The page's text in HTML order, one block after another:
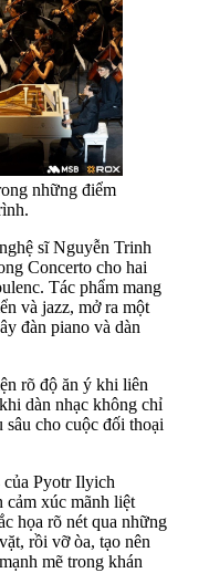
những điểm
sĩ Nguyễn Trinh
Concerto cho hai
Tác phẩm mang
và jazz, mở ra một
đàn piano và dàn
rõ độ ăn ý khi liên
dàn nhạc không chỉ
sâu cho cuộc đối thoại
của Pyotr Ilyich
cảm xúc mãnh liệt
họa rõ nét qua những
rồi vỡ òa, tạo nên
mẽ trong khán